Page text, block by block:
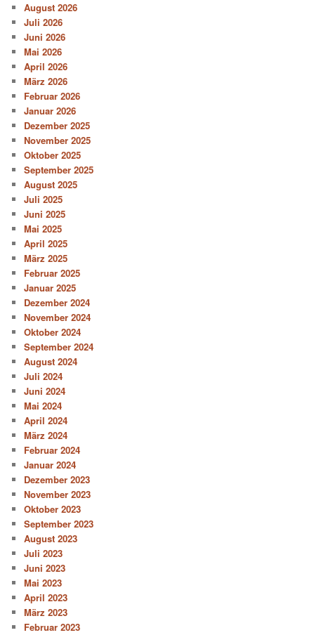
August 2026
Juli 2026
Juni 2026
Mai 2026
April 2026
März 2026
Februar 2026
Januar 2026
Dezember 2025
November 2025
Oktober 2025
September 2025
August 2025
Juli 2025
Juni 2025
Mai 2025
April 2025
März 2025
Februar 2025
Januar 2025
Dezember 2024
November 2024
Oktober 2024
September 2024
August 2024
Juli 2024
Juni 2024
Mai 2024
April 2024
März 2024
Februar 2024
Januar 2024
Dezember 2023
November 2023
Oktober 2023
September 2023
August 2023
Juli 2023
Juni 2023
Mai 2023
April 2023
März 2023
Februar 2023